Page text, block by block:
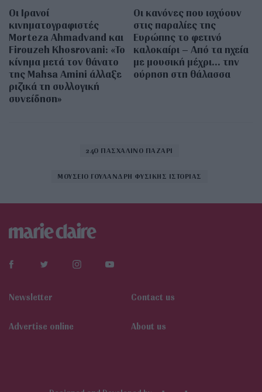
Οι Ιρανοί
κινηματογραφιστές
Morteza Ahmadvand και
Firouzeh Khosrovani: «Το
κίνημα μετά τον θάνατο
της Mahsa Amini άλλαξε
ριζικά τη συλλογική
συνείδηση»
Οι κανόνες που ισχύουν
στις παραλίες της
Ευρώπης το φετινό
καλοκαίρι – Από τα ηχεία
με μουσική μέχρι… την
ούρηση στη θάλασσα
24Ο ΠΑΣΧΑΛΙΝΟ ΠΑΖΑΡΙ
ΜΟΥΣΕΙΟ ΓΟΥΛΑΝΔΡΗ ΦΥΣΙΚΗΣ ΙΣΤΟΡΙΑΣ
Newsletter Contact us
Αdvertise online About us